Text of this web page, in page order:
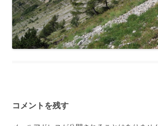
コメントを残す